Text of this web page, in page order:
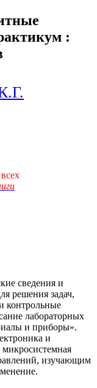
:
сведения и
решения задач,
контрольные
лабораторных
и приборы».
и
изучающим